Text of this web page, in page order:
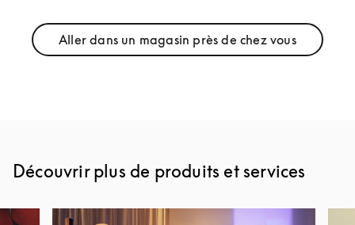
Aller dans un magasin près de chez vous
Link Opens in New Tab
Découvrir plus de produits et services